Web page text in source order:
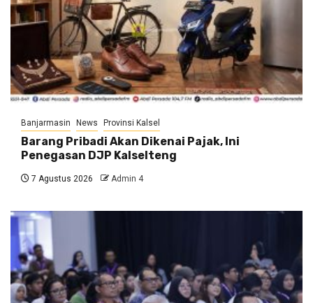
Banjarmasin News Provinsi Kalsel
Barang Pribadi Akan Dikenai Pajak, Ini
Penegasan DJP Kalselteng
7 Agustus 2026 Admin 4